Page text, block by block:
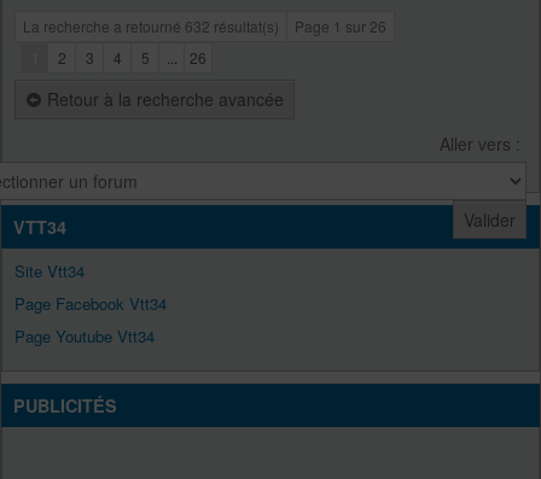
La recherche a retourné 632 résultat(s) Page 1 sur 26
2 3 4 5 26
Retour à la recherche avancée
Aller vers :
VTT34
Site Vtt34
Page Facebook Vtt34
Page Youtube Vtt34
PUBLICITÉS